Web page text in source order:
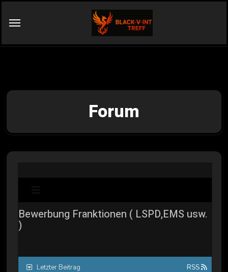
Forum
Bewerbung Franktionen ( LSPD,EMS usw.
)
Letzter Beitrag RSS